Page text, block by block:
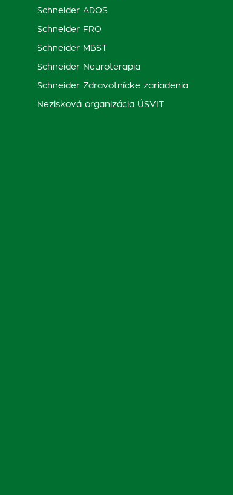
Schneider ADOS
Schneider FRO
Schneider MBST
Schneider Neuroterapia
Schneider Zdravotnícke zariadenia
Nezisková organizácia ÚSVIT